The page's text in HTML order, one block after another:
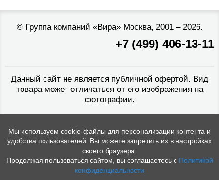
© Группа компаний «Вира»Москва, 2001 – 2026.
+7 (499) 406-13-11
Данный сайт не является публичной офертой. Вид
товара может отличаться от его изображения на
фотографии.
Мы используем cookie-файлы для персонализации контента и
удобства пользователей. Вы можете запретить их в настройках
своего браузера.
Продолжая пользоваться сайтом, вы соглашаетесь с Политикой
конфиденциальности